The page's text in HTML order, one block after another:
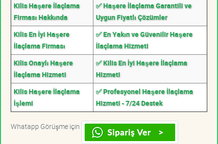
Kilis Haşere İlaçlama
Firması Hakkında
✅ Haşere İlaçlama Garantili ve
Uygun Fiyatlı Çözümler
Kilis En İyi Haşere
İlaçlama Firması
✅ En Yakın ve Güvenilir Haşere
İlaçlama Hizmeti
Kilis Onaylı Haşere
İlaçlama Hizmeti
✅ Kilis En İyi Haşere İlaçlama
Hizmeti
Kilis Haşere İlaçlama
İşlemi
✅ Profesyonel Haşere İlaçlama
Hizmeti - 7/24 Destek
Whatapp Görüşme için